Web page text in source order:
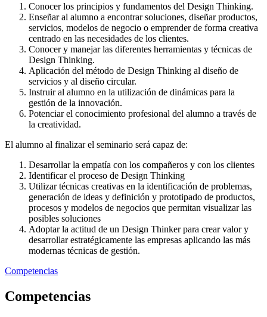
Conocer los principios y fundamentos del Design Thinking.
Enseñar al alumno a encontrar soluciones, diseñar productos,
servicios, modelos de negocio o emprender de forma creativa
centrado en las necesidades de los clientes.
Conocer y manejar las diferentes herramientas y técnicas de
Design Thinking.
Aplicación del método de Design Thinking al diseño de
servicios y al diseño circular.
Instruir al alumno en la utilización de dinámicas para la
gestión de la innovación.
Potenciar el conocimiento profesional del alumno a través de
la creatividad.
El alumno al finalizar el seminario será capaz de:
Desarrollar la empatía con los compañeros y con los clientes
Identificar el proceso de Design Thinking
Utilizar técnicas creativas en la identificación de problemas,
generación de ideas y definición y prototipado de productos,
procesos y modelos de negocios que permitan visualizar las
posibles soluciones
Adoptar la actitud de un Design Thinker para crear valor y
desarrollar estratégicamente las empresas aplicando las más
modernas técnicas de gestión.
Competencias
Competencias